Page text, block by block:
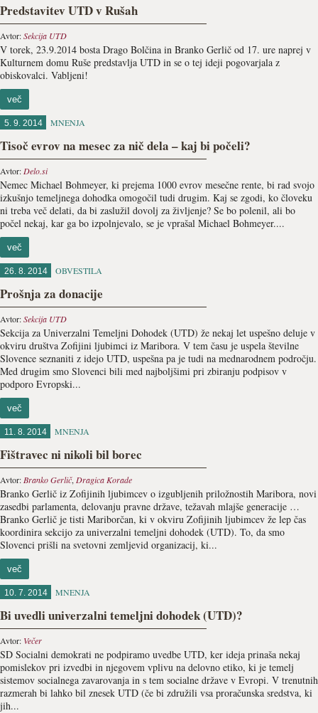
Predstavitev UTD v Rušah
Avtor:Sekcija UTD
V torek, 23.9.2014 bosta Drago Bolčina in Branko Gerlič od 17. ure naprej v
Kulturnem domu Ruše predstavlja UTD in se o tej ideji pogovarjala z
obiskovalci. Vabljeni!
več
5. 9. 2014 MNENJA
Tisoč evrov na mesec za nič dela – kaj bi počeli?
Avtor: Delo.si
Nemec Michael Bohmeyer, ki prejema 1000 evrov mesečne rente, bi rad svojo
izkušnjo temeljnega dohodka omogočil tudi drugim. Kaj se zgodi, ko človeku
ni treba več delati, da bi zaslužil dovolj za življenje? Se bo polenil, ali bo
počel nekaj, kar ga bo izpolnjevalo, se je vprašal Michael Bohmeyer....
več
26. 8. 2014 OBVESTILA
Prošnja za donacije
Avtor:Sekcija UTD
Sekcija za Univerzalni Temeljni Dohodek (UTD) že nekaj let uspešno deluje v
okviru društva Zofijini ljubimci iz Maribora. V tem času je uspela številne
Slovence seznaniti z idejo UTD, uspešna pa je tudi na mednarodnem področju.
Med drugim smo Slovenci bili med najboljšimi pri zbiranju podpisov v
podporo Evropski...
več
11. 8. 2014 MNENJA
Fištravec ni nikoli bil borec
Avtor: Branko Gerlič, Dragica Korade
Branko Gerlič iz Zofijinih ljubimcev o izgubljenih priložnostih Maribora, novi
zasedbi parlamenta, delovanju pravne države, težavah mlajše generacije …
Branko Gerlič je tisti Mariborčan, ki v okviru Zofijinih ljubimcev že lep čas
koordinira sekcijo za univerzalni temeljni dohodek (UTD). To, da smo
Slovenci prišli na svetovni zemljevid organizacij, ki...
več
10. 7. 2014 MNENJA
Bi uvedli univerzalni temeljni dohodek (UTD)?
Avtor: Večer
SD Socialni demokrati ne podpiramo uvedbe UTD, ker ideja prinaša nekaj
pomislekov pri izvedbi in njegovem vplivu na delovno etiko, ki je temelj
sistemov socialnega zavarovanja in s tem socialne države v Evropi. V trenutnih
razmerah bi lahko bil znesek UTD (če bi združili vsa proračunska sredstva, ki
jih...